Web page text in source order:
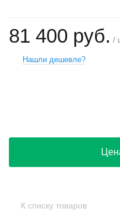
81 400 руб. /
Нашли дешевле?
К списку товаров